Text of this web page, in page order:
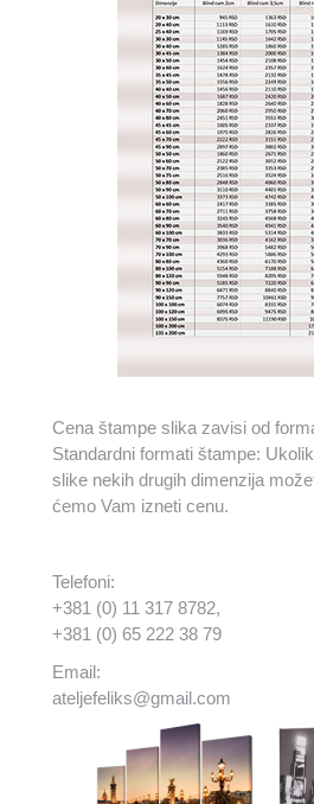
Cena štampe slika zavisi od
Standardni formati štampe:
slike nekih drugih dimenzija
ćemo Vam izneti cenu.
Telefoni:
+381 (0) 11 317 8782,
+381 (0) 65 222 38 79
Email:
ateljefeliks@gmail.com